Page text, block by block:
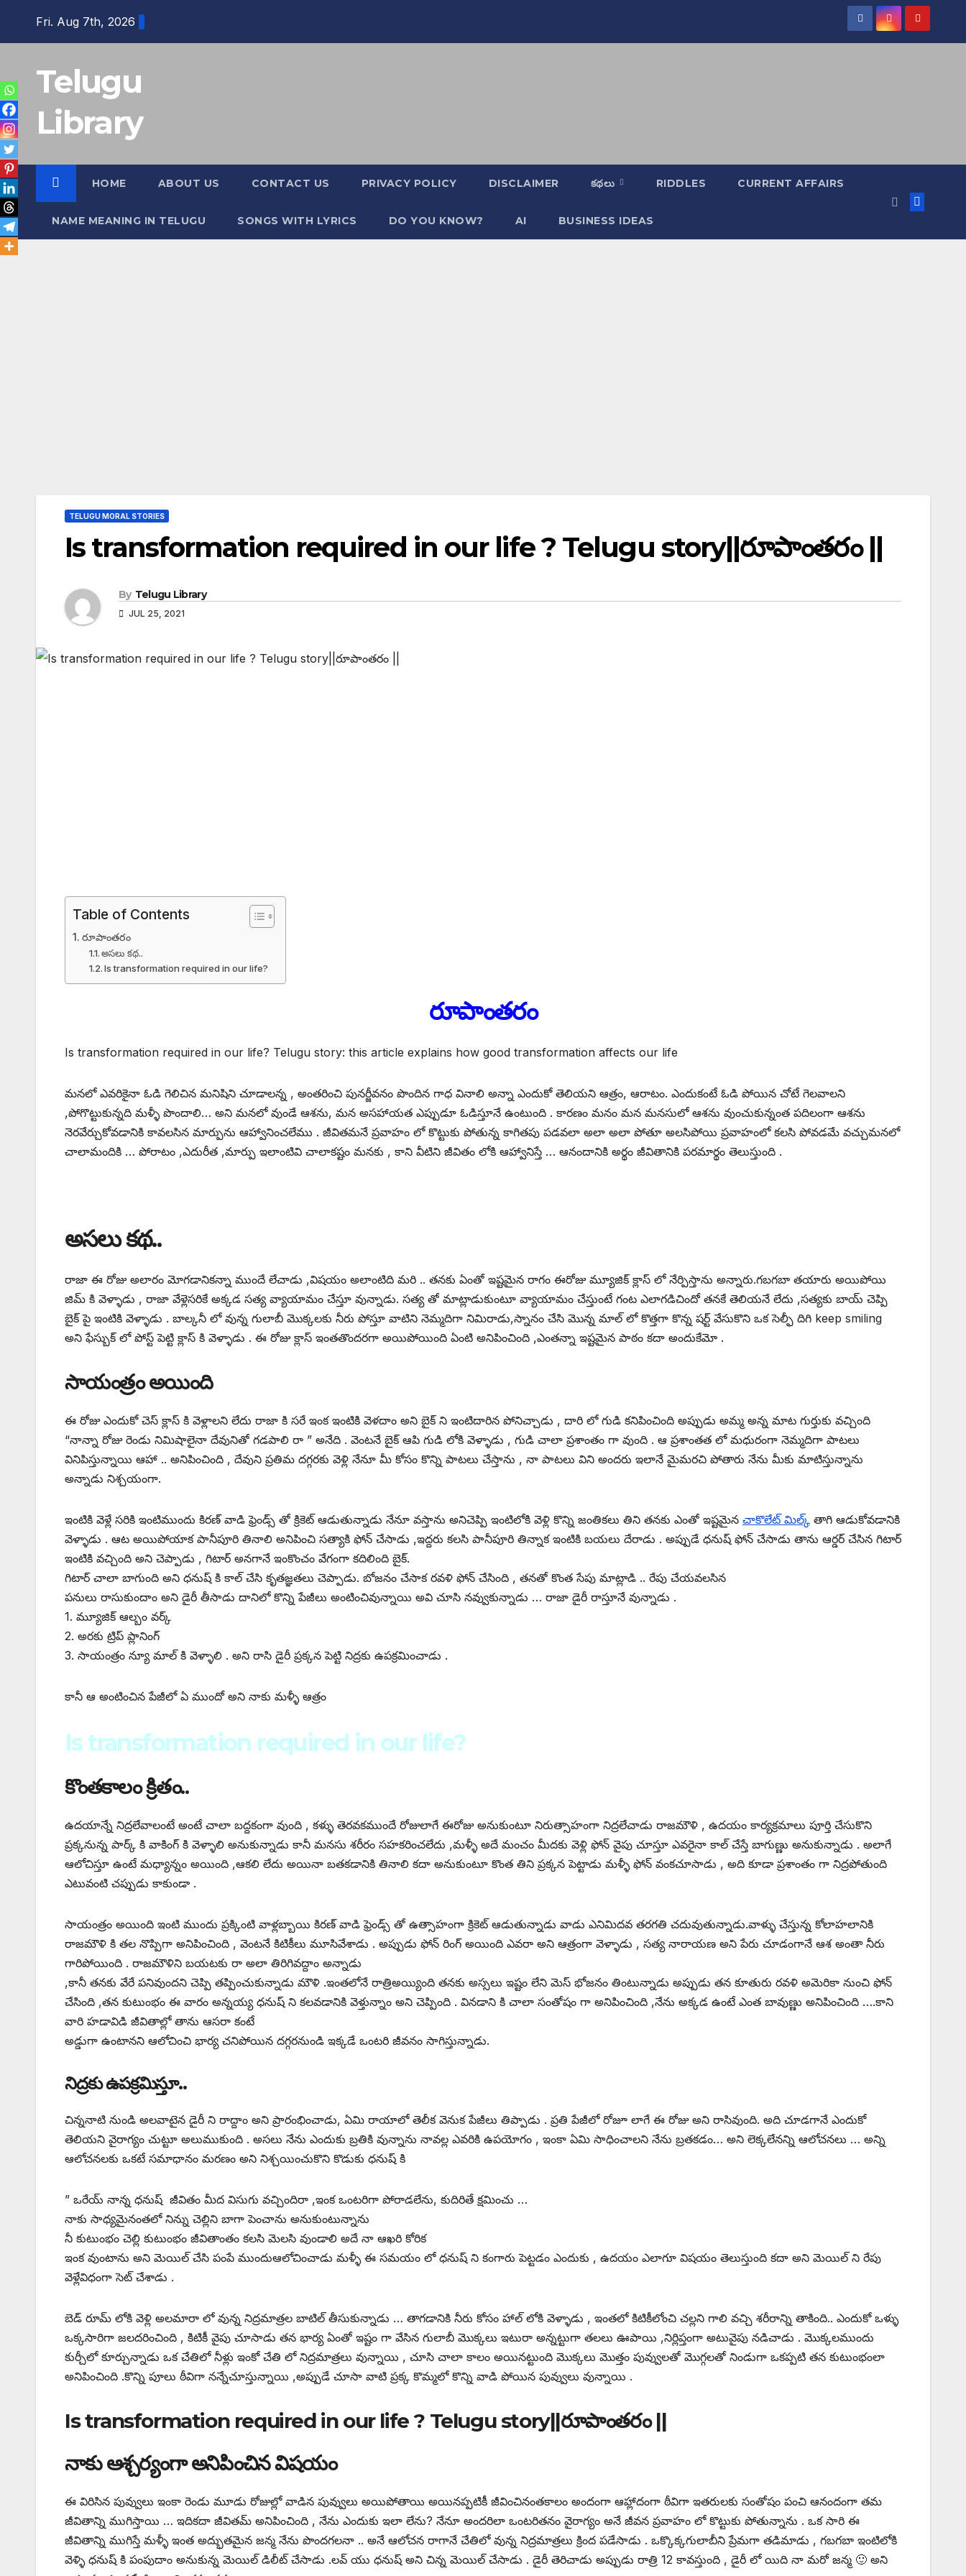
Fri. Aug 7th, 2026
Telugu
Library
HOME ABOUT US CONTACT US PRIVACY POLICY DISCLAIMER కథలు RIDDLES CURRENT AFFAIRS
NAME MEANING IN TELUGU SONGS WITH LYRICS DO YOU KNOW? AI BUSINESS IDEAS
TELUGU MORAL STORIES
Is transformation required in our life ? Telugu story||రూపాంతరం ||
By Telugu Library
JUL 25, 2021
Table of Contents
రూపాంతరం
అసలు కథ..
Is transformation required in our life?
రూపాంతరం
Is transformation required in our life? Telugu story: this article explains how good transformation affects our life
మనలో ఎవరికైనా ఓడి గెలిచిన మనిషిని చూడాలన్న , అంతరించి పునర్జీవనం పొందిన గాధ వినాలి అన్నా ఎందుకో తెలియని ఆత్రం, ఆరాటం. ఎందుకంటే ఓడి పోయిన చోటే గెలవాలని
,పోగొట్టుకున్నది మళ్ళీ పొందాలి… అని మనలో వుండే ఆశను, మన అసహాయత ఎప్పుడూ ఓడిస్తూనే ఉంటుంది . కారణం మనం మన మనసులో ఆశను వుంచుకున్నంత పదిలంగా ఆశను
నెరవేర్చుకోవడానికి కావలసిన మార్పును ఆహ్వానించలేము . జీవితమనే ప్రవాహం లో కొట్టుకు పోతున్న కాగితపు పడవలా అలా అలా పోతూ అలసిపోయి ప్రవాహంలో కలసి పోవడమే వచ్చుమనలో
చాలామందికి … పోరాటం ,ఎదురీత ,మార్పు ఇలాంటివి చాలాకష్టం మనకు , కాని వీటిని జీవితం లోకి ఆహ్వానిస్తే … ఆనందానికి అర్థం జీవితానికి పరమార్థం తెలుస్తుంది .
అసలు కథ..
రాజా ఈ రోజు అలారం మోగడానికన్నా ముందే లేచాడు ,విషయం అలాంటిది మరి .. తనకు ఏంతో ఇష్టమైన రాగం ఈరోజు మ్యూజిక్ క్లాస్ లో నేర్పిస్తాను అన్నారు.గబగబా తయారు అయిపోయి
జిమ్ కి వెళ్ళాడు , రాజా వేళ్లెసరికే అక్కడ సత్య వ్యాయామం చేస్తూ వున్నాడు. సత్య తో మాట్లాడుకుంటూ వ్యాయామం చేస్తుంటే గంట ఎలాగడిచిందో తనకే తెలియనే లేదు ,సత్యకు బాయ్ చెప్పి
బైక్ పై ఇంటికి వెళ్ళాడు . బాల్కనీ లో వున్న గులాబీ మొక్కలకు నీరు పోస్తూ వాటిని నెమ్మదిగా నిమిరాడు,స్నానం చేసి మొన్న మాల్ లో కొత్తగా కొన్న షర్ట్ వేసుకొని ఒక సెల్ఫీ దిగి keep smiling
అని ఫేస్బుక్ లో పోస్ట్ పెట్టి క్లాస్ కి వెళ్ళాడు . ఈ రోజు క్లాస్ ఇంతతొందరగా అయిపోయింది ఏంటి అనిపించింది ,ఎంతన్నా ఇష్టమైన పాఠం కదా అందుకేమో .
సాయంత్రం అయింది
ఈ రోజు ఎందుకో చెస్ క్లాస్ కి వెళ్లాలని లేదు రాజా కి సరే ఇంక ఇంటికి వెళదాం అని బైక్ ని ఇంటిదారిన పోనిచ్చాడు , దారి లో గుడి కనిపించింది అప్పుడు అమ్మ అన్న మాట గుర్తుకు వచ్చింది
“నాన్నా రోజు రెండు నిమిషాలైనా దేవునితో గడపాలి రా ” అనేది . వెంటనే బైక్ ఆపి గుడి లోకి వెళ్ళాడు , గుడి చాలా ప్రశాంతం గా వుంది . ఆ ప్రశాంతత లో మధురంగా నెమ్మదిగా పాటలు
వినిపిస్తున్నాయి ఆహా .. అనిపించింది , దేవుని ప్రతిమ దగ్గరకు వెళ్లి నేనూ మీ కోసం కొన్ని పాటలు చేస్తాను , నా పాటలు విని అందరు ఇలానే మైమరచి పోతారు నేను మీకు మాటిస్తున్నాను
అన్నాడు నిశ్చయంగా.
ఇంటికి వెళ్లే సరికి ఇంటిముందు కిరణ్ వాడి ఫ్రెండ్స్ తో క్రికెట్ ఆడుతున్నాడు నేనూ వస్తాను అనిచెప్పి ఇంటిలోకి వెళ్లి కొన్ని జంతికలు తిని తనకు ఎంతో ఇష్టమైన చాకొలేట్ మిల్క్ తాగి ఆడుకోవడానికి
వెళ్ళాడు . ఆట అయిపోయాక పానీపూరి తినాలి అనిపించి సత్యాకి ఫోన్ చేసాడు ,ఇద్దరు కలసి పానీపూరి తిన్నాక ఇంటికి బయలు దేరాడు . అప్పుడే ధనుష్ ఫోన్ చేసాడు తాను ఆర్డర్ చేసిన గిటార్
ఇంటికి వచ్చింది అని చెప్పాడు , గిటార్ అనగానే ఇంకొంచం వేగంగా కదిలింది బైక్.
గిటార్ చాలా బాగుంది అని ధనుష్ కి కాల్ చేసి కృతజ్ఞతలు చెప్పాడు. బోజనం చేసాక రవళి ఫోన్ చేసింది , తనతో కొంత సేపు మాట్లాడి .. రేపు చేయవలసిన
పనులు రాసుకుందాం అని డైరీ తీసాడు దానిలో కొన్ని పేజీలు అంటించివున్నాయి అవి చూసి నవ్వుకున్నాడు … రాజా డైరీ రాస్తూనే వున్నాడు .
1. మ్యూజిక్ ఆల్బం వర్క్
2. అరకు ట్రిప్ ప్లానింగ్
3. సాయంత్రం న్యూ మాల్ కి వెళ్ళాలి . అని రాసి డైరీ ప్రక్కన పెట్టి నిద్రకు ఉపక్రమించాడు .
కానీ ఆ అంటించిన పేజీలో ఏ ముందో అని నాకు మళ్ళీ ఆత్రం
Is transformation required in our life?
కొంతకాలం క్రితం..
ఉదయాన్నే నిద్రలేవాలంటే అంటే చాలా బద్దకంగా వుంది , కళ్ళు తెరవకముందే రోజులాగే ఈరోజు అనుకుంటూ నిరుత్సాహంగా నిద్రలేచాడు రాజమౌళి , ఉదయం కార్యక్రమాలు పూర్తి చేసుకొని
ప్రక్కనున్న పార్క్ కి వాకింగ్ కి వెళ్ళాలి అనుకున్నాడు కానీ మనసు శరీరం సహకరించలేదు ,మళ్ళీ అదే మంచం మీదకు వెళ్లి ఫోన్ వైపు చూస్తూ ఎవరైనా కాల్ చేస్తే బాగుణ్ణు అనుకున్నాడు . అలాగే
ఆలోచిస్తూ ఉంటే మధ్యాన్నం అయింది ,ఆకలి లేదు అయినా బతకడానికి తినాలి కదా అనుకుంటూ కొంత తిని ప్రక్కన పెట్టాడు మళ్ళీ ఫోన్ వంకచూసాడు , అది కూడా ప్రశాంతం గా నిద్రపోతుంది
ఎటువంటి చప్పుడు కాకుండా .
సాయంత్రం అయింది ఇంటి ముందు ప్రక్కింటి వాళ్లబ్బాయి కిరణ్ వాడి ఫ్రెండ్స్ తో ఉత్సాహంగా క్రికెట్ ఆడుతున్నాడు వాడు ఎనిమిదవ తరగతి చదువుతున్నాడు.వాళ్ళు చేస్తున్న కోలాహలానికి
రాజమౌళి కి తల నొప్పిగా అనిపించింది , వెంటనే కిటికీలు మూసివేశాడు . అప్పుడు ఫోన్ రింగ్ అయింది ఎవరా అని ఆత్రంగా వెళ్ళాడు , సత్య నారాయణ అని పేరు చూడంగానే ఆశ అంతా నీరు
గారిపోయింది . రాజమౌళిని బయటకు రా అలా తిరిగివద్దాం అన్నాడు
,కానీ తనకు వేరే పనివుందని చెప్పి తప్పించుకున్నాడు మౌళి .ఇంతలోనే రాత్రిఅయ్యింది తనకు అస్సలు ఇష్టం లేని మెస్ భోజనం తింటున్నాడు అప్పుడు తన కూతురు రవళి అమెరికా నుంచి ఫోన్
చేసింది ,తన కుటుంభం ఈ వారం అన్నయ్య ధనుష్ ని కలవడానికి వెళ్తున్నాం అని చెప్పింది . వినడాని కి చాలా సంతోషం గా అనిపించింది ,నేను అక్కడ ఉంటే ఎంత బావుణ్ణు అనిపించింది ….కాని
వారి హడావిడి జీవితాల్లో తాను ఆసరా కంటే
అడ్డుగా ఉంటానని ఆలోచించి భార్య చనిపోయిన దగ్గరనుండి ఇక్కడే ఒంటరి జీవనం సాగిస్తున్నాడు.
నిద్రకు ఉపక్రమిస్తూ..
చిన్ననాటి నుండి అలవాటైన డైరీ ని రాద్దాం అని ప్రారంభించాడు, ఏమి రాయాలో తెలీక వెనుక పేజీలు తిప్పాడు . ప్రతి పేజీలో రోజూ లాగే ఈ రోజు అని రాసివుంది. అది చూడగానే ఎందుకో
తెలియని వైరాగ్యం చుట్టూ అలుముకుంది . అసలు నేను ఎందుకు బ్రతికి వున్నాను నావల్ల ఎవరికి ఉపయోగం , ఇంకా ఏమి సాధించాలని నేను బ్రతకడం… అని లెక్కలేనన్ని ఆలోచనలు … అన్ని
ఆలోచనలకు ఒకటే సమాధానం మరణం అని నిశ్చయించుకొని కొడుకు ధనుష్ కి
” ఒరేయ్ నాన్న ధనుష్ జీవితం మీద విసుగు వచ్చిందిరా ,ఇంక ఒంటరిగా పోరాడలేను, కుదిరితే క్షమించు …
నాకు సాధ్యమైనంతలో నిన్ను చెల్లిని బాగా పెంచాను అనుకుంటున్నాను
నీ కుటుంభం చెల్లి కుటుంభం జీవితాంతం కలసి మెలసి వుండాలి అదే నా ఆఖరి కోరిక
ఇంక వుంటాను అని మెయిల్ చేసి పంపే ముందుఆలోచించాడు మళ్ళీ ఈ సమయం లో ధనుష్ ని కంగారు పెట్టడం ఎందుకు , ఉదయం ఎలాగూ విషయం తెలుస్తుంది కదా అని మెయిల్ ని రేపు
వెళ్లేవిధంగా సెట్ చేశాడు .
బెడ్ రూమ్ లోకి వెళ్లి అలమారా లో వున్న నిద్రమాత్రల బాటిల్ తీసుకున్నాడు … తాగడానికి నీరు కోసం హాల్ లోకి వెళ్ళాడు , ఇంతలో కిటికీలోంచి చల్లని గాలి వచ్చి శరీరాన్ని తాకింది.. ఎందుకో ఒళ్ళు
ఒక్కసారిగా జలదరించింది , కిటికీ వైపు చూసాడు తన భార్య ఏంతో ఇష్టం గా వేసిన గులాబీ మొక్కలు ఇటురా అన్నట్టుగా తలలు ఊపాయి ,నిర్లిప్తంగా అటువైపు నడిచాడు . మొక్కలముందు
కుర్చీలో కూర్చున్నాడు ఒక చేతిలో నీళ్లు ఇంకో చేతి లో నిద్రమాత్రలు వున్నాయి , చూసి చాలా కాలం అయినట్టుంది మొక్కలు మొత్తం పువ్వులతో మొగ్గలతో నిండుగా ఒకప్పటి తన కుటుంభంలా
అనిపించింది .కొన్ని పూలు ఠీవిగా నన్నేచూస్తున్నాయి ,అప్పుడే చూసా వాటి ప్రక్క కొమ్మలో కొన్ని వాడి పోయిన పువ్వులు వున్నాయి .
Is transformation required in our life ? Telugu story||రూపాంతరం ||
నాకు ఆశ్చర్యంగా అనిపించిన విషయం
ఈ విరిసిన పువ్వులు ఇంకా రెండు మూడు రోజుల్లో వాడిన పువ్వులు అయిపోతాయి అయినప్పటికీ జీవించినంతకాలం అందంగా ఆహ్లాదంగా ఠీవిగా ఇతరులకు సంతోషం పంచి ఆనందంగా తమ
జీవితాన్ని ముగిస్తాయి … ఇదికదా జీవితమ్ అనిపించింది , నేను ఎందుకు ఇలా లేను? నేనూ అందరిలా ఒంటరితనం వైరాగ్యం అనే జీవన ప్రవాహం లో కొట్టుకు పోతున్నాను . ఒక సారి ఈ
జీవితాన్ని ముగిస్తే మళ్ళీ ఇంత అద్భుతమైన జన్మ నేను పొందగలనా .. అనే ఆలోచన రాగానే చేతిలో వున్న నిద్రమాత్రలు క్రింద పడేసాడు . ఒక్కొక్కగులాబీని ప్రేమగా తడిమాడు , గబగబా ఇంటిలోకి
వెళ్ళి ధనుష్ కి పంపుదాం అనుకున్న మెయిల్ డిలీట్ చేసాడు .లవ్ యు ధనుష్ అని చిన్న మెయిల్ చేసాడు . డైరీ తెరిచాడు అప్పుడు రాత్రి 12 కావస్తుంది , డైరీ లో యిది నా మరో జన్మ 🙂 అని